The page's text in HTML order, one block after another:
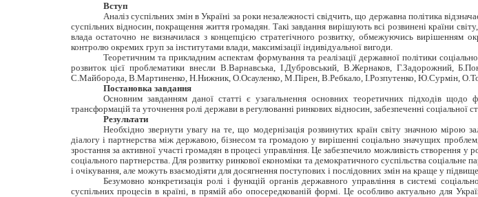
Вступ
Аналіз суспільних змін в Україні за роки незалежності свідчить, що державна політика
суспільних відносин, покращення життя громадян. Такі завдання вирішують всі розвинені країни
влада остаточно не визначилася з концепцією стратегічного розвитку, обмежуючись вирішенням
контролю окремих груп за інститутами влади, максимізації індивідуальної вигоди.
Теоретичним та прикладним аспектам формування та реалізації державної політики
розвиток цієї проблематики внесли В.Варнавська, І.Дубровський, В.Жернаков, Г.Задорожний,
С.Майборода, В.Мартиненко, Н.Нижник, О.Осауленко, М.Пірен, В.Ребкало, І.Розпутенко, Ю.Сурмін,
Постановка завдання
Основним завданням даної статті є узагальнення основних теоретичних підходів щодо
трансформацій та уточнення ролі держави в регулюванні ринкових відносин, забезпеченні соціальної
Результати
Необхідно звернути увагу на те, що модернізація розвинутих країн світу значною мірою
діалогу і партнерства між державою, бізнесом та громадою у вирішенні соціально значущих
зростання за активної участі громадян в процесі управління. Це забезпечило можливість створення
соціального партнерства. Для розвитку ринкової економіки та демократичного суспільства соціальне
і очікування, але можуть взаємодіяти для досягнення поступових і послідовних змін на краще у
Безумовно конкретизація ролі і функцій органів державного управління в системі
суспільних процесів в країні, в прямій або опосередкованій формі. Це особливо актуально для